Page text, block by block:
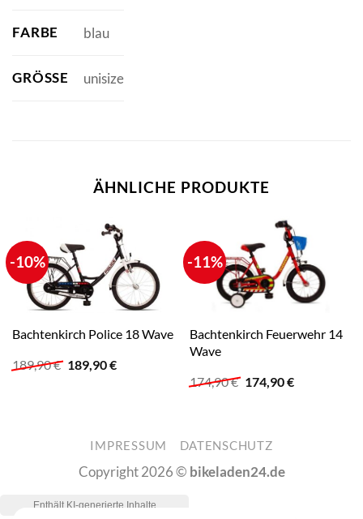
FARBE blau
GRÖSSE unisize
ÄHNLICHE PRODUKTE
-10%
Bachtenkirch Police 18 Wave
189,90€ Ursprünglicher
Preis
189,90€Aktueller
-11%
Bachtenkirch Feuerwehr 14
Wave
174,90€ Ursprünglicher
Preis
174,90€Aktueller
IMPRESSUM DATENSCHUTZ
Copyright 2026 © bikeladen24.de